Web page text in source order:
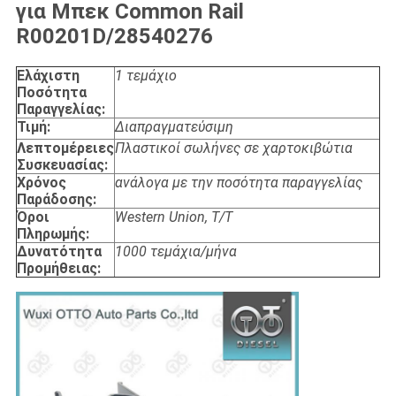
για Μπεκ Common Rail
R00201D/28540276
Ελάχιστη
Ποσότητα
Παραγγελίας:
1 τεμάχιο
Τιμή:
Διαπραγματεύσιμη
Λεπτομέρειες
Συσκευασίας:
Πλαστικοί σωλήνες σε χαρτοκιβώτια
Χρόνος
Παράδοσης:
ανάλογα με την ποσότητα παραγγελίας
Όροι
Πληρωμής:
Western Union, T/T
Δυνατότητα
Προμήθειας:
1000 τεμάχια/μήνα